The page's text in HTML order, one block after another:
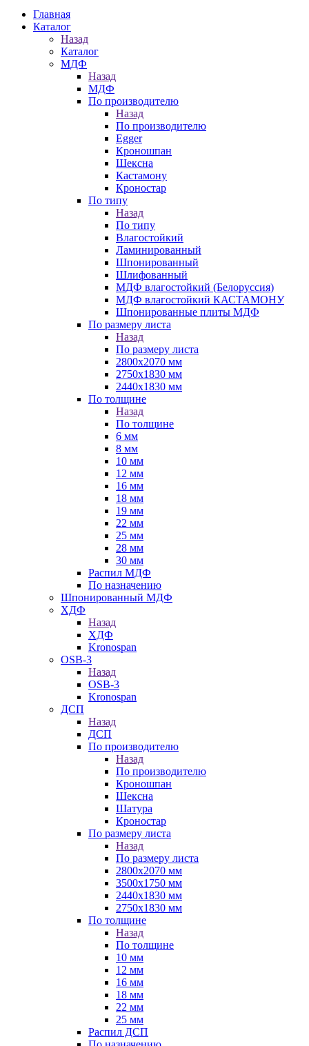
Главная
Каталог
Назад
Каталог
МДФ
Назад
МДФ
По производителю
Назад
По производителю
Egger
Кроношпан
Шексна
Кастамону
Кроностар
По типу
Назад
По типу
Влагостойкий
Ламинированный
Шпонированный
Шлифованный
МДФ влагостойкий (Белоруссия)
МДФ влагостойкий КАСТАМОНУ
Шпонированные плиты МДФ
По размеру листа
Назад
По размеру листа
2800х2070 мм
2750х1830 мм
2440х1830 мм
По толщине
Назад
По толщине
6 мм
8 мм
10 мм
12 мм
16 мм
18 мм
19 мм
22 мм
25 мм
28 мм
30 мм
Распил МДФ
По назначению
Шпонированный МДФ
ХДФ
Назад
ХДФ
Kronospan
OSB-3
Назад
OSB-3
Kronospan
ДСП
Назад
ДСП
По производителю
Назад
По производителю
Кроношпан
Шексна
Шатура
Кроностар
По размеру листа
Назад
По размеру листа
2800х2070 мм
3500х1750 мм
2440х1830 мм
2750х1830 мм
По толщине
Назад
По толщине
10 мм
12 мм
16 мм
18 мм
22 мм
25 мм
Распил ДСП